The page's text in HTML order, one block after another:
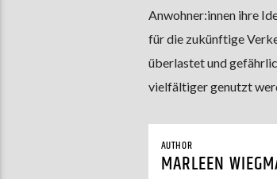
Anwohner:innen ihre
für die zukünftige
überlastet und
vielfältiger genutzt
AUTHOR
MARLEEN